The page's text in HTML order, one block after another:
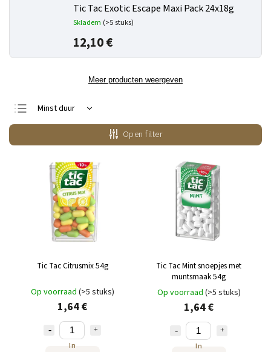
Tic Tac Exotic Escape Maxi Pack 24x18g
Skladem (>5 stuks)
12,10 €
Meer producten weergeven
Minst duur
Duurste
Bestsellers
Alfabetisch
Open filter
Tic Tac Citrusmix 54g
Op voorraad (>5 stuks)
1,64 €
In
Tic Tac Mint snoepjes met
muntsmaak 54g
Op voorraad (>5 stuks)
1,64 €
In